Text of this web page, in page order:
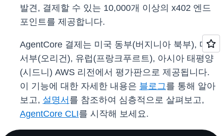
발견, 결제할 수 있는 10,000개 이상의 x402 엔드
포인트를 제공합니다.
AgentCore 결제는 미국 동부(버지니아 북부), 미국
서부(오리건), 유럽(프랑크푸르트), 아시아 태평양
(시드니) AWS 리전에서 평가판으로 제공됩니다.
이 기능에 대한 자세한 내용은 블로그를 통해 알아
보고, 설명서 를 참조하여 심층적으로 살펴보고,
AgentCore CLI를 시작해 보세요.